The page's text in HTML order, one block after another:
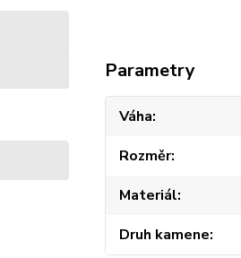
Parametry
Váha
Rozměr
Materiál
Druh kamene